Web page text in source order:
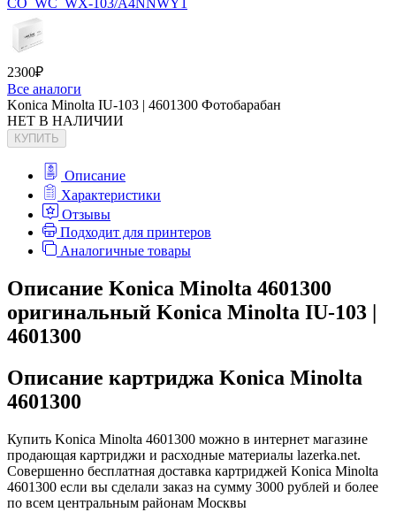
2300₽
Все аналоги
Konica Minolta IU-103 | 4601300 Фотобарабан
НЕТ В НАЛИЧИИ
КУПИТЬ
Описание
Характеристики
Отзывы
Подходит для принтеров
Аналогичные товары
Описание Konica Minolta 4601300
оригинальный Konica Minolta IU-103 |
4601300
Описание картриджа Konica Minolta
4601300
Купить Konica Minolta 4601300 можно в интернет магазине
продающая картриджи и расходные материалы lazerka.net.
Совершенно бесплатная доставка картриджей Konica Minolta
4601300 если вы сделали заказ на сумму 3000 рублей и более
по всем центральным районам Москвы